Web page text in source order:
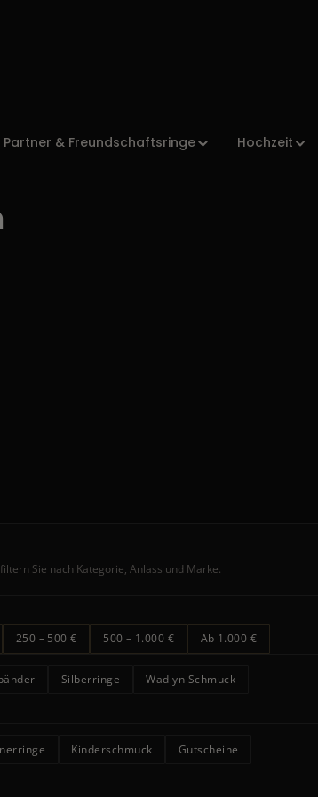
Partner & Freundschaftsringe Hochzeit
Sie nach Kategorie, Anlass und Marke.
250 – 500 € 500 – 1.000 € Ab 1.000 €
Silberringe Wadlyn Schmuck
Kinderschmuck
Gutscheine